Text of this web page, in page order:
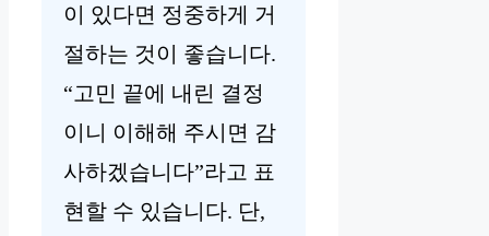
이 있다면 정중하게 거
절하는 것이 좋습니다.
“고민 끝에 내린 결정
이니 이해해 주시면 감
사하겠습니다”라고 표
현할 수 있습니다. 단,